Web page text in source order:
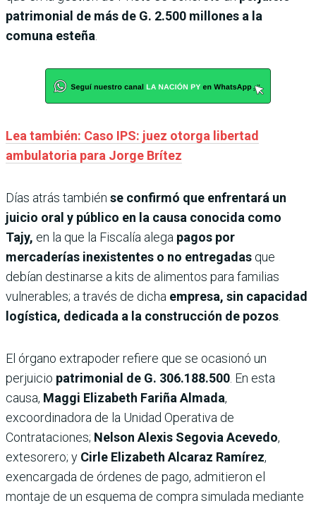
patrimonial de más de G. 2.500 millones a la
comuna esteña.
Lea también: Caso IPS: juez otorga libertad
ambulatoria para Jorge Brítez
Días atrás también se confirmó que enfrentará un
juicio oral y público en la causa conocida como
Tajy, en la que la Fiscalía alega pagos por
mercaderías inexistentes o no entregadas que
debían destinarse a kits de alimentos para familias
vulnerables; a través de dicha empresa, sin capacidad
logística, dedicada a la construcción de pozos.
El órgano extrapoder refiere que se ocasionó un
perjuicio patrimonial de G. 306.188.500. En esta
causa, Maggi Elizabeth Fariña Almada,
excoordinadora de la Unidad Operativa de
Contrataciones; Nelson Alexis Segovia Acevedo,
extesorero; y Cirle Elizabeth Alcaraz Ramírez,
exencargada de órdenes de pago, admitieron el
montaje de un esquema de compra simulada mediante